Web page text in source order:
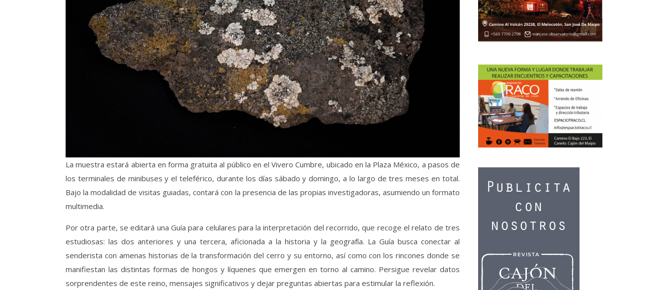
La muestra estará abierta en forma gratuita al público en el Vivero Cumbre, ubicado en la Plaza México, a pasos de
los terminales de minibuses y el teleférico, durante los días sábado y domingo, a lo largo de tres meses en total.
Bajo la modalidad de visitas guiadas, contará con la presencia de las propias investigadoras, asumiendo un formato
multimedia.
Por otra parte, se editará una Guía para celulares para la interpretación del recorrido, que recoge el relato de tres
estudiosas: las dos anteriores y una tercera, aficionada a la historia y la geografía. La Guía busca conectar al
senderista con amenas historias de la transformación del cerro y su entorno, así como con los rincones donde se
manifiestan las distintas formas de hongos y líquenes que emergen en torno al camino. Persigue revelar datos
sorprendentes de este reino, mensajes significativos y dejar preguntas abiertas para estimular la reflexión.